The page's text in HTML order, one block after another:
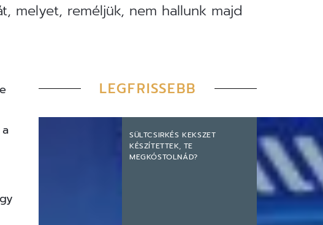
melyet, reméljük, nem hallunk majd
LEGFRISSEBB
SÜLTCSIRKÉS KEKSZET
KÉSZÍTETTEK, TE
MEGKÓSTOLNÁD?